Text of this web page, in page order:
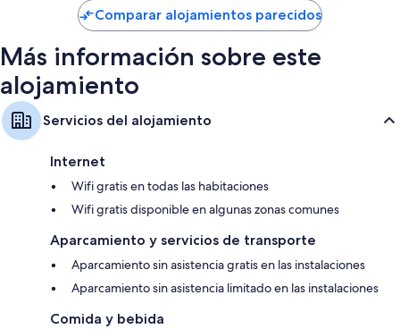
de
269 €
Comparar alojamientos parecidos
Más información sobre este
alojamiento
Servicios del alojamiento
Internet
Wifi gratis en todas las habitaciones
Wifi gratis disponible en algunas zonas comunes
Aparcamiento y servicios de transporte
Aparcamiento sin asistencia gratis en las instalaciones
Aparcamiento sin asistencia limitado en las instalaciones
Comida y bebida